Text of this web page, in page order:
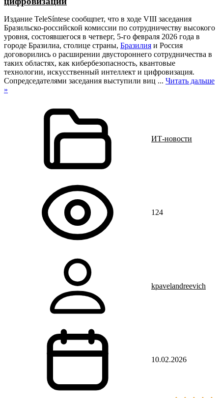
Издание TeleSíntese сообщпет, что в ходе VIII заседания
Бразильско-российской комиссии по сотрудничеству высокого
уровня, состоявшегося в четверг, 5-го февраля 2026 года в
городе Бразилиа, столице страны, Бразилия и Россия
договорились о расширении двустороннего сотрудничества в
таких областях, как кибербезопасность, квантовые
технологии, искусственный интеллект и цифровизация.
Сопредседателями заседания выступили виц ... Читать дальше
»
ИТ-новости
124
kpavelandreevich
10.02.2026